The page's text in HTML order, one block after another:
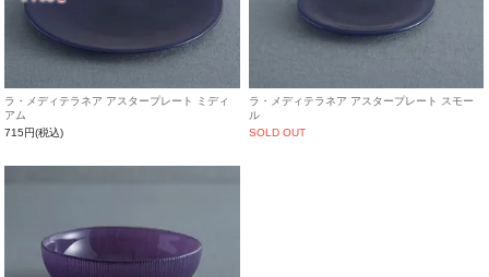
ラ・メディテラネア アスタープレート ミディ
アム
715円(税込)
ラ・メディテラネア アスタープレート スモー
ル
SOLD OUT